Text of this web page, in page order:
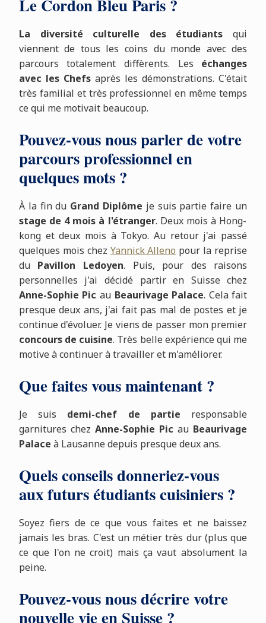
Le Cordon Bleu Paris ?
La diversité culturelle des étudiants qui
viennent de tous les coins du monde avec des
parcours totalement diffèrents. Les échanges
avec les Chefsaprès les démonstrations. C'était
très familial et très professionnel en même temps
ce qui me motivait beaucoup.
Pouvez-vous nous parler de votre
parcours professionnel en
quelques mots ?
À la fin du Grand Diplôme je suis partie faire un
stage de 4 mois à l'étranger. Deux mois à Hong-
kong et deux mois à Tokyo. Au retour j'ai passé
quelques mois chez Yannick Alleno pour la reprise
du Pavillon Ledoyen. Puis, pour des raisons
personnelles j'ai décidé partir en Suisse chez
Anne-Sophie Pic au Beaurivage Palace. Cela fait
presque deux ans, j'ai fait pas mal de postes et je
continue d'évoluer. Je viens de passer mon premier
concours de cuisine. Très belle expérience qui me
motive à continuer à travailler et m'améliorer.
Que faites vous maintenant ?
Je suis demi-chef de partie responsable
garnitures chez Anne-Sophie Pic au Beaurivage
Palace à Lausanne depuis presque deux ans.
Quels conseils donneriez-vous
aux futurs étudiants cuisiniers ?
Soyez fiers de ce que vous faites et ne baissez
jamais les bras. C'est un métier très dur (plus que
ce que l'on ne croit) mais ça vaut absolument la
peine.
Pouvez-vous nous décrire votre
nouvelle vie en Suisse ?